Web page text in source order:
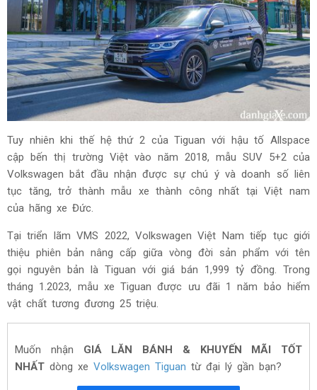
Tuy nhiên khi thế hệ thứ 2 của Tiguan với hậu tố Allspace
cập bến thị trường Việt vào năm 2018, mẫu SUV 5+2 của
Volkswagen bắt đầu nhận được sự chú ý và doanh số liên
tục tăng, trở thành mẫu xe thành công nhất tại Việt nam
của hãng xe Đức.
Tại triển lãm VMS 2022, Volkswagen Việt Nam tiếp tục giới
thiệu phiên bản nâng cấp giữa vòng đời sản phẩm với tên
gọi nguyên bản là Tiguan với giá bán 1,999 tỷ đồng. Trong
tháng 1.2023, mẫu xe Tiguan được ưu đãi 1 năm bảo hiểm
vật chất tương đương 25 triệu.
Muốn nhận GIÁ LĂN BÁNH & KHUYẾN MÃI TỐT
NHẤT dòng xe Volkswagen Tiguan từ đại lý gần bạn?